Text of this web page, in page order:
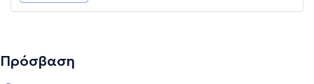
Πρόσβαση